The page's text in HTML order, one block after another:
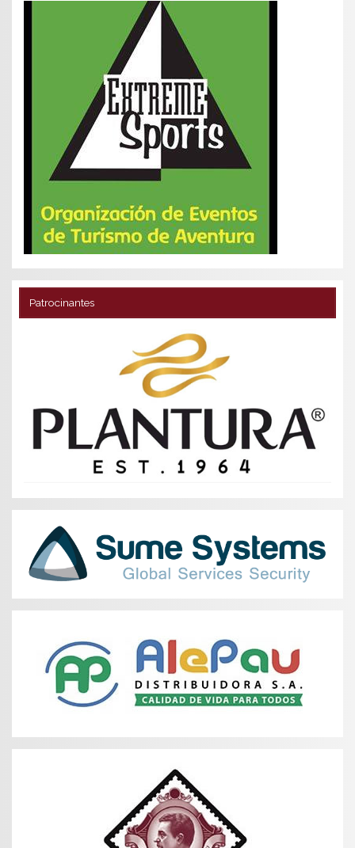
Patrocinantes